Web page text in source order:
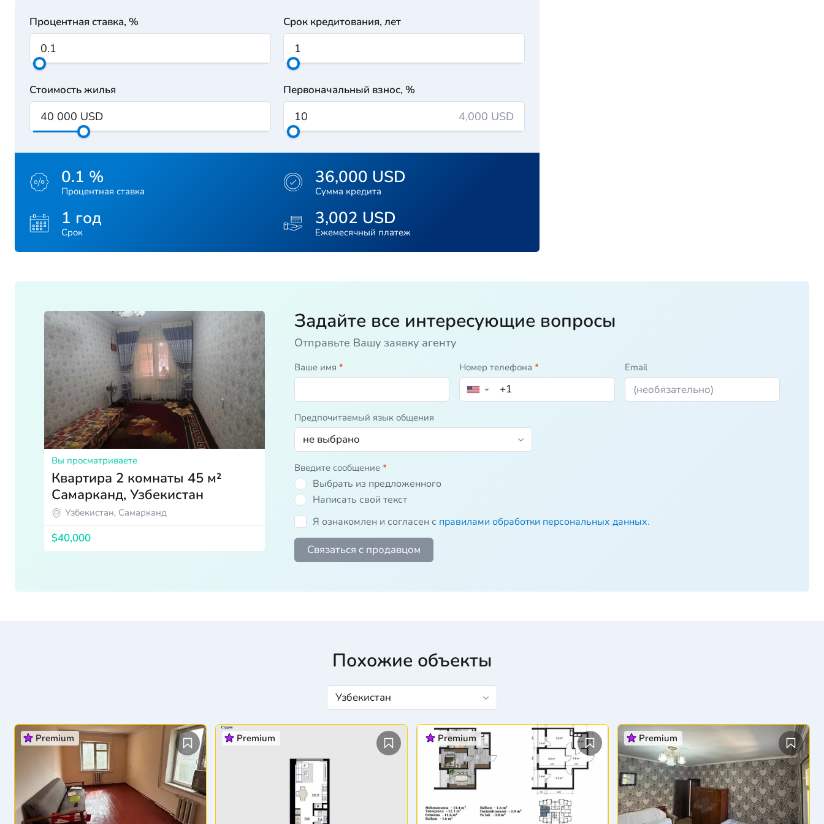
Процентная ставка, % Срок кредитования, лет
Стоимость жилья Первоначальный взнос, %
4,000 USD
0.1 %
Процентная ставка
36,000 USD
Сумма кредита
1 год
Срок
3,002 USD
Ежемесячный платеж
Вы просматриваете
Квартира 2 комнаты 45 м²
Самарканд, Узбекистан
Узбекистан, Самарканд
$40,000
Задайте все интересующие вопросы
Отправьте Вашу заявку агенту
Ваше имя * Номер телефона*
▼
Email
Предпочитаемый язык общения
Введите сообщение *
Выбрать из предложенного
Написать свой текст
Я ознакомлен и согласен с правилами обработки персональных данных.
Связаться с продавцом
Похожие объекты
Premium Premium Premium Premium